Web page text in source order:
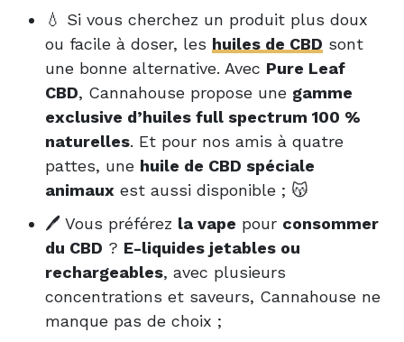
💧 Si vous cherchez un produit plus doux
ou facile à doser, les huiles de CBD sont
une bonne alternative. Avec Pure Leaf
CBD, Cannahouse propose une gamme
exclusive d’huiles full spectrum 100 %
naturelles. Et pour nos amis à quatre
pattes, une huile de CBD spéciale
animaux est aussi disponible ; 😽
🖊️ Vous préférez la vape pour consommer
du CBD ? E-liquides jetables ou
rechargeables, avec plusieurs
concentrations et saveurs, Cannahouse ne
manque pas de choix ;